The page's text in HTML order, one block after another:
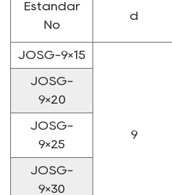
Estándar
No
d
JOSG-9×15
9
JOSG-
9×20
JOSG-
9×25
JOSG-
9×30